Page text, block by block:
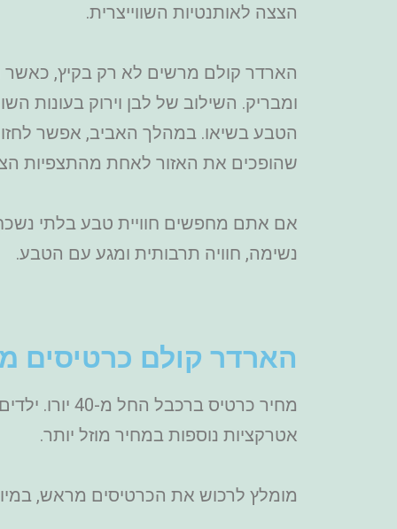
הצצה לאותנטיות השווייצרית.
הארדר קולם מרשים לא רק בקיץ, כאשר
ומבריק. השילוב של לבן וירוק בעונות
הטבע בשיאו. במהלך האביב, אפשר
שהופכים את האזור לאחת מהתצפיות
אם אתם מחפשים חוויית טבע בלתי
נשימה, חוויה תרבותית ומגע עם הטבע.
הארדר קולם כרטיסים
אטרקציות נוספות במחיר מוזל יותר.
מומלץ לרכוש את הכרטיסים מראש,